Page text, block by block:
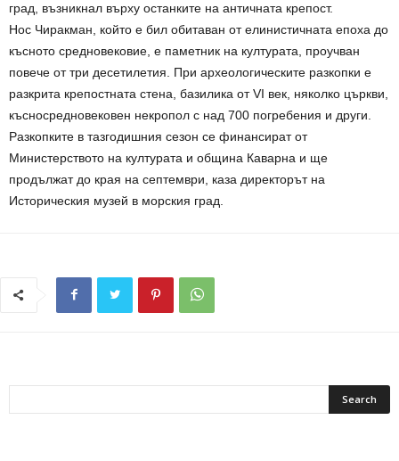
град, възникнал върху останките на античната крепост.
Нос Чиракман, който е бил обитаван от елинистичната епоха до
късното средновековие, е паметник на културата, проучван
повече от три десетилетия. При археологическите разкопки е
разкрита крепостната стена, базилика от VI век, няколко църкви,
късносредновековен некропол с над 700 погребения и други.
Разкопките в тазгодишния сезон се финансират от
Министерството на културата и община Каварна и ще
продължат до края на септември, каза директорът на
Историческия музей в морския град.